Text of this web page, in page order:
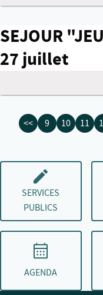
SEJOUR
27 juillet
<< 9 10 11
SERVICES
PUBLICS
AGENDA